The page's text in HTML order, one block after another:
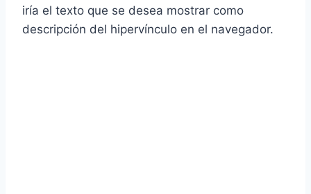
iría el texto que se desea mostrar como
descripción del hipervínculo en el navegador.